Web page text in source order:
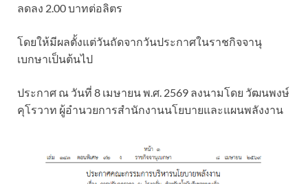
ลดลง 2.00 บาทต่อลิตร
โดยให้มีผลตั้งแต่วันถัดจากวันประกาศในราชกิจจานุ
เบกษาเป็นต้นไป
ประกาศ ณ วันที่ 8 เมษายน พ.ศ. 2569 ลงนามโดย วัฒนพงษ์
คุโรวาท ผู้อำนวยการสำนักงานนโยบายและแผนพลังงาน